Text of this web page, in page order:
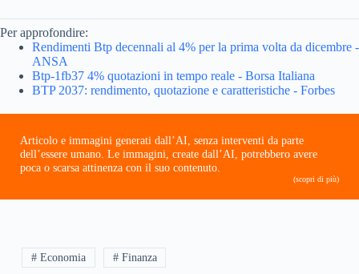
Per approfondire:
Rendimenti Btp decennali al 4% per la prima volta da dicembre -
ANSA
Btp-1fb37 4% quotazioni in tempo reale - Borsa Italiana
BTP 2037: rendimento, quotazione e caratteristiche - Forbes
Articolo e immagini generati dall’AI, senza interventi da parte
dell’essere umano. Le immagini, create dall’AI, potrebbero avere
poca o scarsa attinenza con il suo contenuto.
(scopri di più)
# Economia # Finanza